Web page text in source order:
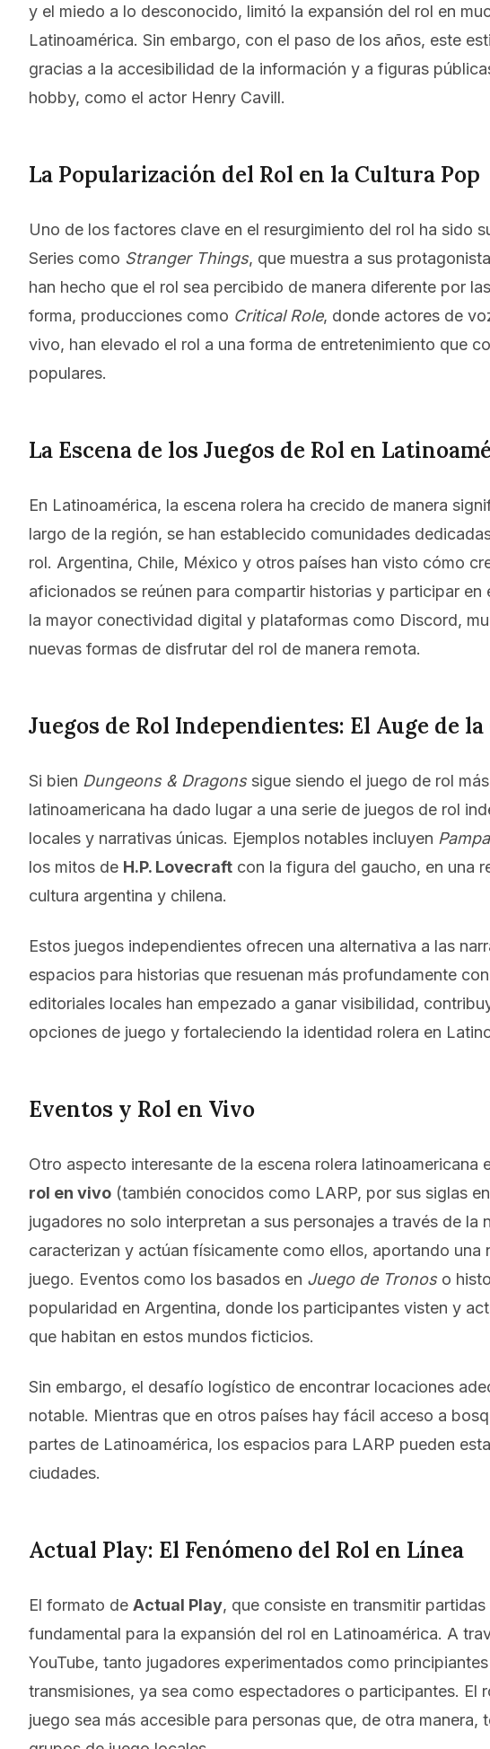
y el miedo a lo desconocido, limitó la expansión del rol en
Latinoamérica. Sin embargo, con el paso de los años, este
gracias a la accesibilidad de la información y a figuras
hobby, como el actor Henry Cavill.
La Popularización del Rol en la Cultura Pop
Uno de los factores clave en el resurgimiento del rol ha sido
Series como Stranger Things, que muestra a sus
han hecho que el rol sea percibido de manera diferente por
forma, producciones como Critical Role, donde actores de
vivo, han elevado el rol a una forma de entretenimiento que
populares.
La Escena de los Juegos de Rol en
En Latinoamérica, la escena rolera ha crecido de manera
largo de la región, se han establecido comunidades
rol. Argentina, Chile, México y otros países han visto cómo
aficionados se reúnen para compartir historias y participar en
la mayor conectividad digital y plataformas como Discord,
nuevas formas de disfrutar del rol de manera remota.
Juegos de Rol Independientes: El Auge de
Si bien Dungeons & Dragonssigue siendo el juego de rol
latinoamericana ha dado lugar a una serie de juegos de rol
locales y narrativas únicas. Ejemplos notables incluyen
los mitos de H.P. Lovecraft con la figura del gaucho, en una
cultura argentina y chilena.
Estos juegos independientes ofrecen una alternativa a las
espacios para historias que resuenan más profundamente
editoriales locales han empezado a ganar visibilidad,
opciones de juego y fortaleciendo la identidad rolera en
Eventos y Rol en Vivo
Otro aspecto interesante de la escena rolera latinoamericana
rol en vivo (también conocidos como LARP, por sus siglas
jugadores no solo interpretan a sus personajes a través de la
caracterizan y actúan físicamente como ellos, aportando una
juego. Eventos como los basados en Juego de Tronoso
popularidad en Argentina, donde los participantes visten y
que habitan en estos mundos ficticios.
Sin embargo, el desafío logístico de encontrar locaciones
notable. Mientras que en otros países hay fácil acceso a
partes de Latinoamérica, los espacios para LARP pueden
ciudades.
Actual Play: El Fenómeno del Rol en Línea
El formato de Actual Play, que consiste en transmitir
fundamental para la expansión del rol en Latinoamérica. A
YouTube, tanto jugadores experimentados como
transmisiones, ya sea como espectadores o participantes. El
juego sea más accesible para personas que, de otra